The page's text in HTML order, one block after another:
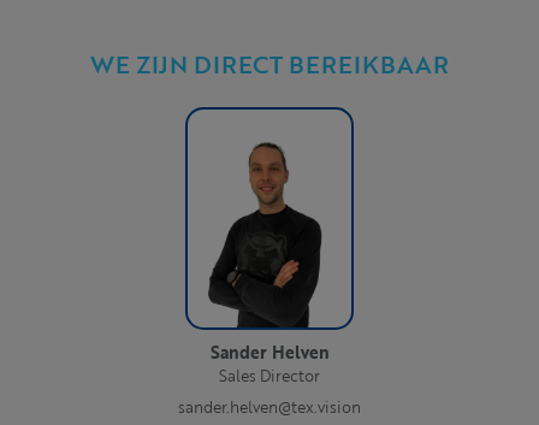
WE ZIJN DIRECT BEREIKBAAR
Sander Helven
Sales Director
sander.helven@tex.vision